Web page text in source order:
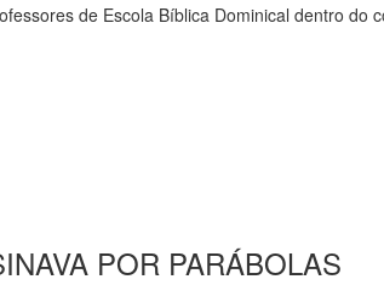
de Escola Bíblica Dominical dentro do
POR PARÁBOLAS